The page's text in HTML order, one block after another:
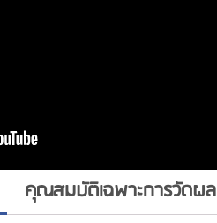
คุณสมบัติเฉพาะการวัดผล